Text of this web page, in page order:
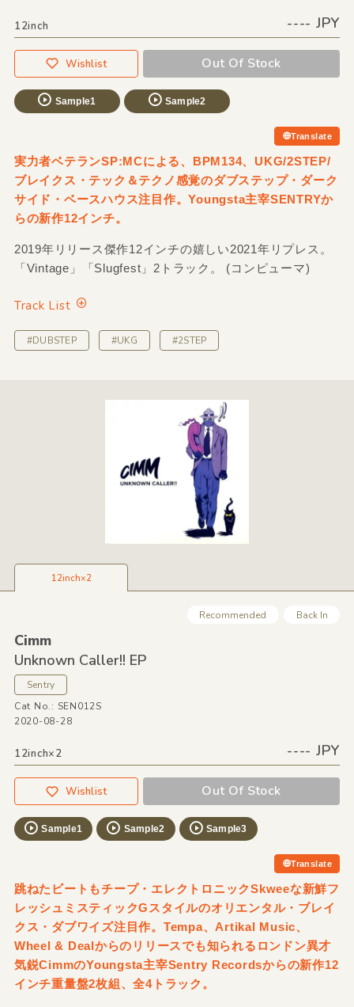
12inch ---- JPY
Wishlist Out Of Stock
Sample1 Sample2
Translate
実力者ベテランSP:MCによる、BPM134、UKG/2STEP/
ブレイクス・テック＆テクノ感覚のダブステップ・ダーク
サイド・ベースハウス注目作。Youngsta主宰SENTRYか
らの新作12インチ。
2019年リリース傑作12インチの嬉しい2021年リプレス。
「Vintage」「Slugfest」2トラック。 (コンピューマ)
Track List
#DUBSTEP #UKG #2STEP
12inch×2
Recommended Back In
Cimm
Unknown Caller!! EP
Sentry
Cat No.: SEN012S
2020-08-28
12inch×2 ---- JPY
Wishlist Out Of Stock
Sample1 Sample2 Sample3
Translate
跳ねたビートもチープ・エレクトロニックSkweeな新鮮フ
レッシュミスティックGスタイルのオリエンタル・ブレイ
クス・ダブワイズ注目作。Tempa、Artikal Music、
Wheel & Dealからのリリースでも知られるロンドン異才
気鋭CimmのYoungsta主宰Sentry Recordsからの新作12
インチ重量盤2枚組、全4トラック。